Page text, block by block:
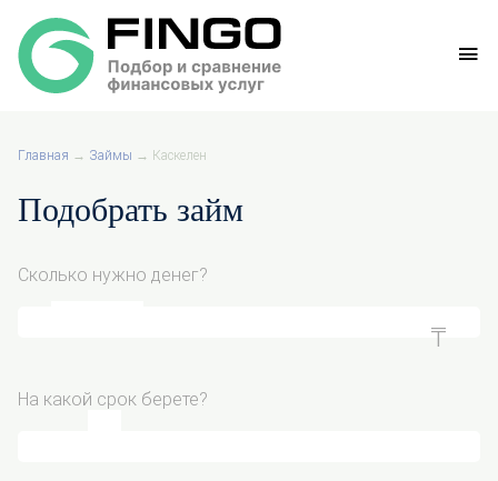
Главная → Займы → Каскелен
Подобрать займ
Сколько нужно денег?
На какой срок берете?